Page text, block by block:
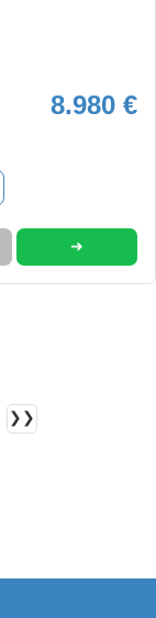
8.980 €
➜
❯❯